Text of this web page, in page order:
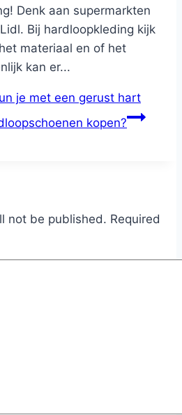
Denk aan supermarkten
Bij hardloopkleding kijk
materiaal en of het
kan er...
je met een gerust hart
kopen?
not be published. Required